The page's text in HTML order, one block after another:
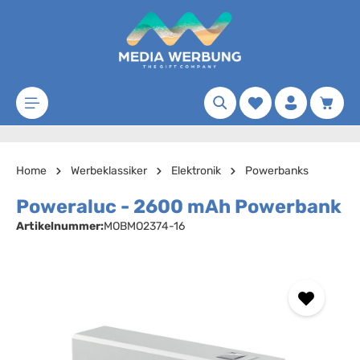
Zum Hauptinhalt springen
Merkzettel
Home Werbeklassiker Elektronik Powerbanks
Poweraluc - 2600 mAh Powerbank
Artikelnummer:MOBMO2374-16